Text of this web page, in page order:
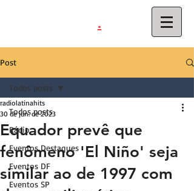
.
Post
Todos posts
Rádio
Eventos Destaques
Eventos DF
Eventos SP
Todos posts
Equador prevê que
fenômeno 'El Niño' seja
similar ao de 1997 com
radiolatinahits
30 de jun. de 2023